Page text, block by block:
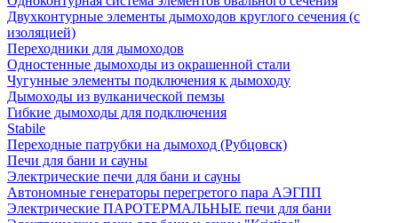
Двухконтурные элементы дымоходов круглого сечения (с
изоляцией)
Переходники для дымоходов
Одностенные дымоходы из окрашенной стали
Чугунные элементы подключения к дымоходу
Дымоходы из вулканической пемзы
Гибкие дымоходы для подключения
Stabile
Переходные патрубки на дымоход (Рубцовск)
Печи для бани и сауны
Электрические печи для бани и сауны
Автономные генераторы перегретого пара АЭГПП
Электрические ПАРОТЕРМАЛЬНЫЕ печи для бани